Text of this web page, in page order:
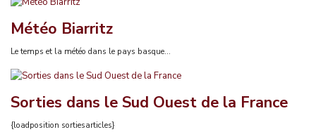
Météo Biarritz
Le temps et la météo dans le pays basque...
Sorties dans le Sud Ouest de la France
{loadposition sortiesarticles}